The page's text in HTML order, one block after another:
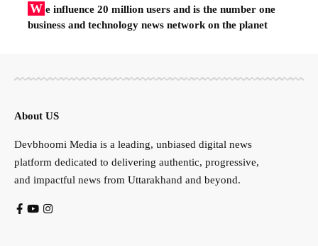
W e influence 20 million users and is the number one
business and technology news network on the planet
About US
Devbhoomi Media is a leading, unbiased digital news
platform dedicated to delivering authentic, progressive,
and impactful news from Uttarakhand and beyond.